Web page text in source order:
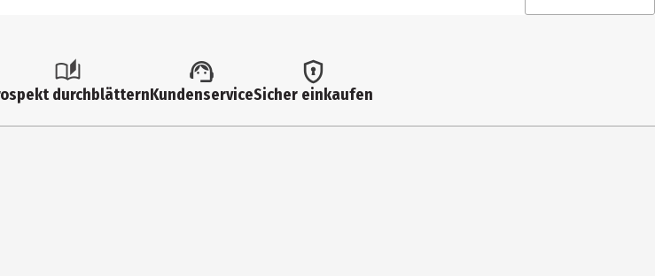
durchblätternKundenserviceSicher einkaufen